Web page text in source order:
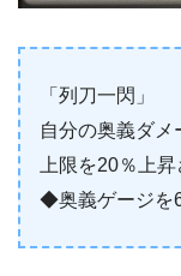
「列刀一閃」
自分の奥義ダ
上限を20％上昇
◆奥義ゲージを